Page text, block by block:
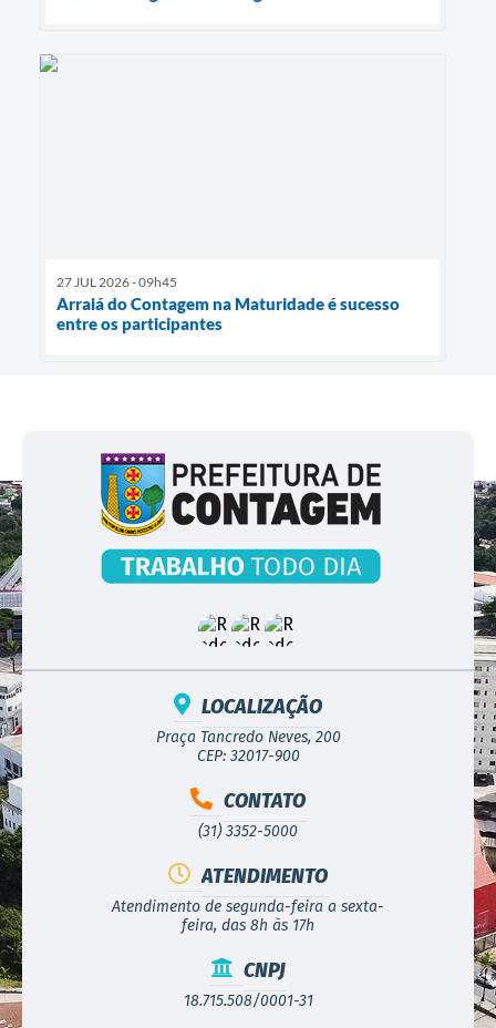
27 JUL 2026 - 09h45
Arraiá do Contagem na Maturidade é sucesso
entre os participantes
LOCALIZAÇÃO
Praça Tancredo Neves, 200
CEP: 32017-900
CONTATO
(31) 3352-5000
ATENDIMENTO
Atendimento de segunda-feira a sexta-
feira, das 8h às 17h
CNPJ
18.715.508/0001-31